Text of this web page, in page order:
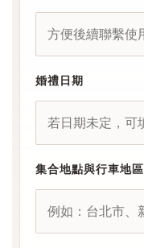
婚禮日期
集合地點與行車地區